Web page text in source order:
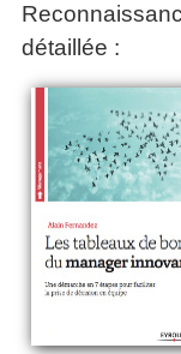
détaillée :